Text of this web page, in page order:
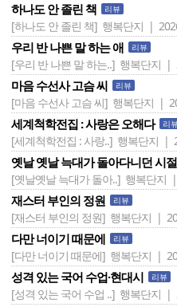
하나도 안 졸린 책 리뷰
[하나도 안 졸린 책] 행복단지 |
우리 반 나쁜 말 하는 애 리뷰
[우리 반 나쁜 말 하는..] 행복단지 |
마음 수선사 고슴 씨 리뷰
[마음 수선사 고슴 씨] 행복단지 |
세계척학전집 : 사랑은 오해다 리뷰
[세계척학전집 : 사랑..] 행복단지 |
옛날 옛날 늑대가 돌아다니던 시
[옛날옛날 늑대가 돌아..] 행복단지
재스터 부인의 정원 리뷰
[재스터 부인의 정원] 행복단지 |
다만 너이기 때문에 리뷰
[다만 너이기 때문에] 행복단지 |
성격 있는 국어 수업·현대시 리뷰
[성격 있는 국어 수업 ..] 행복단지 |